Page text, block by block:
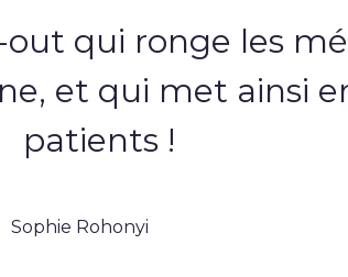
out qui ronge les
et qui met ainsi
patients !
Sophie Rohonyi